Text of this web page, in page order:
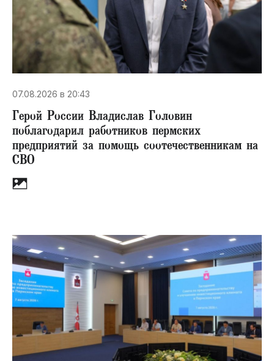
07.08.2026 в 20:43
Герой России Владислав Головин
поблагодарил работников пермских
предприятий за помощь соотечественникам на
СВО